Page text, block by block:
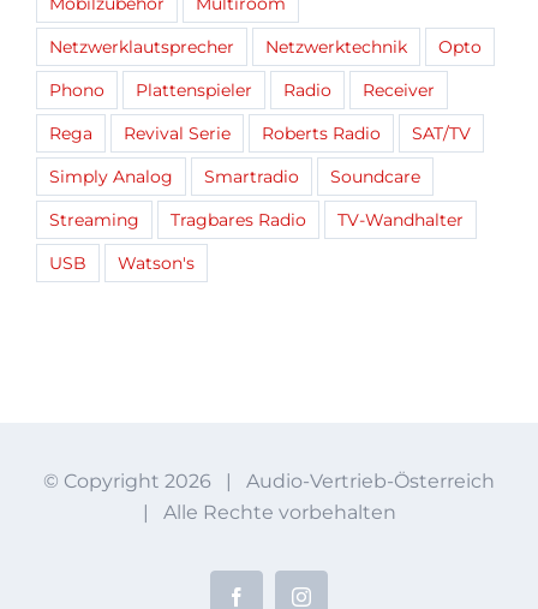
Netzwerklautsprecher
Netzwerktechnik
Opto
Phono
Plattenspieler Radio
Receiver
Rega
Revival Serie Roberts Radio
SAT/TV
Simply Analog
Smartradio
Soundcare
Streaming
Tragbares Radio
TV-Wandhalter
USB
Watson's
© Copyright 2026 | Audio-Vertrieb-Österreich
| Alle Rechte vorbehalten
FacebookInstagram